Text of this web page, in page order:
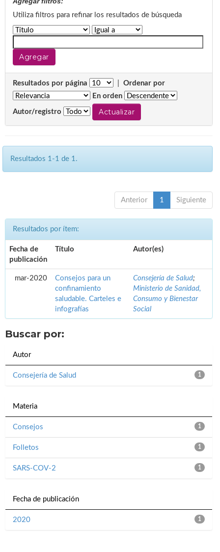
Utiliza filtros para refinar los resultados de búsqueda
Resultados por página
Ordenar por
En orden
Autor/registro
Resultados 1-1 de 1.
Anterior 1 Siguiente
Resultados por ítem:
Fecha de
publicación
Título Autor(es)
mar-2020
Consejos para un
confinamiento
saludable. Carteles e
infografías
Consejería de Salud;
Ministerio de Sanidad,
Consumo y Bienestar
Social
Buscar por:
Autor
1
Consejería de Salud
Materia
1
Consejos
1
Folletos
1
SARS-COV-2
Fecha de publicación
1
2020